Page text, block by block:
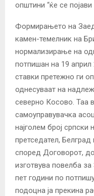
општини “ќе се
Формирањето на
камен-темелник на
нормализирање на
потпишан на 19
ставки претежно ги
однесуваат на
северно Косово. Таа
самоуправувачка
најголем број српски
претседател,
според Договорот,
изготвува повелба
пет години по
подоцна ја прекина